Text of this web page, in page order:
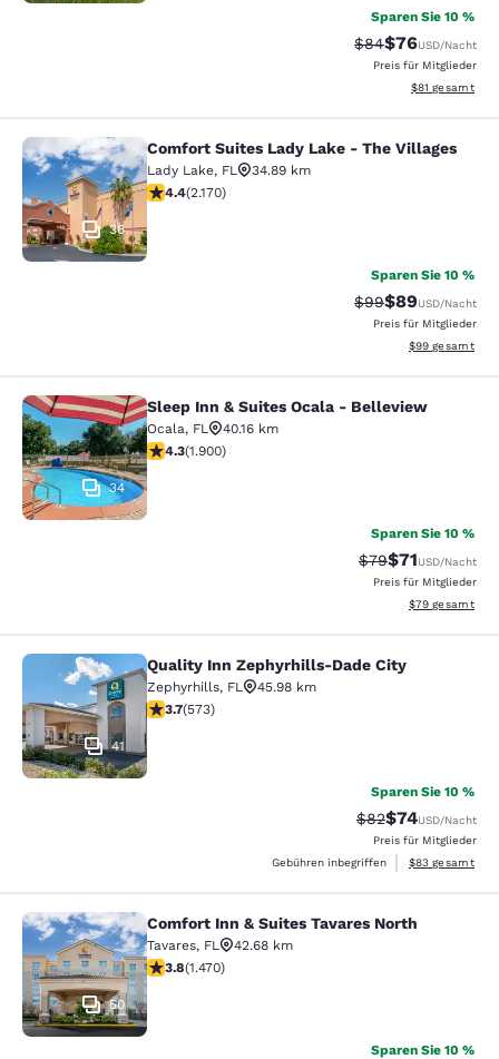
Sparen Sie 10 %
Durchgestrichener
$84Vergünstigter
$76USD/Nacht
Preis für Mitglieder
Geschätzte
$81 gesamt
Comfort Suites Lady Lake - The
36
Comfort Suites Lady Lake - The Villages
Lady Lake, FL
34.89 km
4.36-Sterne-Bewertung. Hervorragend. 2170
4.4(2.170)
Sparen Sie 10 %
Durchgestrichener
$99Vergünstigter
$89USD/Nacht
Preis für Mitglieder
Geschätzte
$99 gesamt
Sleep Inn & Suites Ocala -
34
Sleep Inn & Suites Ocala - Belleview
Ocala, FL
40.16 km
4.3-Sterne-Bewertung. Hervorragend. 1900
4.3(1.900)
Sparen Sie 10 %
$79Vergünstigter
$71USD/Nacht
Preis für Mitglieder
Geschätzte
$79 gesamt
Quality Inn Zephyrhills-Dade City
41
Quality Inn Zephyrhills-Dade City
Zephyrhills, FL
45.98 km
3.67-Sterne-Bewertung. Gut. 573 Bewertungen
3.7(573)
Sparen Sie 10 %
$82Vergünstigter
$74USD/Nacht
Preis für Mitglieder
Gebühren inbegriffen
Geschätzte
$83 gesamt
Comfort Inn & Suites Tavares North
50
Comfort Inn & Suites Tavares North
Tavares, FL
42.68 km
3.81-Sterne-Bewertung. Gut. 1470 Bewertungen
3.8(1.470)
Sparen Sie 10 %